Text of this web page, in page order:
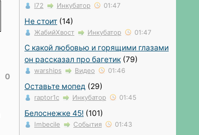
0
l72 Инкубатор 01:47
Не стоит (14)
ЖабийХвост Инкубатор 01:47
С какой любовью и горящими глазами
он рассказал про багетик (79)
warships Видео 01:46
Оставьте мопед (29)
raptor1c Инкубатор 01:45
Белоснежке 45! (101)
Imbecile События 01:43